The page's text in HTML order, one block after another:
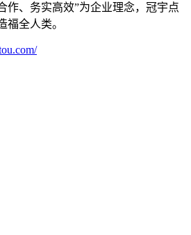
作、务实高效”为企业理念，冠宇点
福全人类。